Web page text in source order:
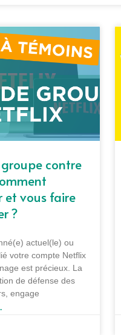
contre
et vous faire
?
actuel(le) ou
votre compte Netflix
est précieux. La
de défense des
engage